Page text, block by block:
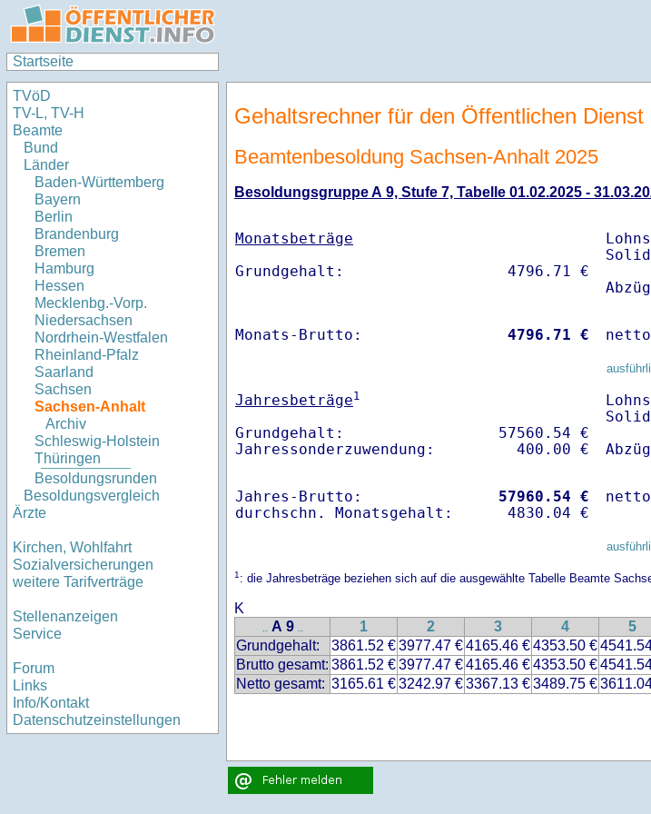
Startseite
TVöD
TV-L, TV-H
Beamte
Bund
Länder
Baden-Württemberg
Bayern
Berlin
Brandenburg
Bremen
Hamburg
Hessen
Mecklenbg.-Vorp.
Niedersachsen
Nordrhein-Westfalen
Rheinland-Pfalz
Saarland
Sachsen
Sachsen-Anhalt
Archiv
Schleswig-Holstein
Thüringen
Besoldungsrunden
Besoldungsvergleich
Ärzte
Kirchen, Wohlfahrt
Sozialversicherungen
weitere Tarifverträge
Stellenanzeigen
Service
Forum
Links
Info/Kontakt
Datenschutzeinstellungen
Gehaltsrechner für den Öffentlichen Dienst
Beamtenbesoldung Sachsen-Anhalt 2025
Besoldungsgruppe A 9, Stufe 7, Tabelle 01.02.2025 -
Monatsbeträge
Monats-Brutto: 4796.71 €
Jahresbeträge1
Grundgehalt:                 57560.54 €
Jahres-Brutto: 57960.54 €
1: die Jahresbeträge beziehen sich auf die ausgewählte Tabelle Beamte
K
.. A 9 .. 1 2 3 4 5
Grundgehalt:
3861.52 €3977.47 €4165.46 €4353.50 €
Brutto gesamt: 3861.52 €3977.47 €4165.46 €4353.50 €
Netto gesamt: 3165.61 €3242.97 €3367.13 €3489.75 €